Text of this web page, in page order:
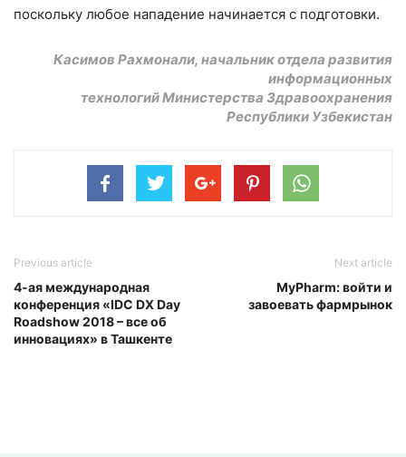
поскольку любое нападение начинается с подготовки.
Касимов Рахмонали, начальник отдела развития
информационных
технологий Министерства Здравоохранения
Республики Узбекистан
Previous article
4-ая международная
конференция «IDC DX Day
Roadshow 2018 – все об
инновациях» в Ташкенте
Next article
MyPharm: войти и
завоевать фармрынок